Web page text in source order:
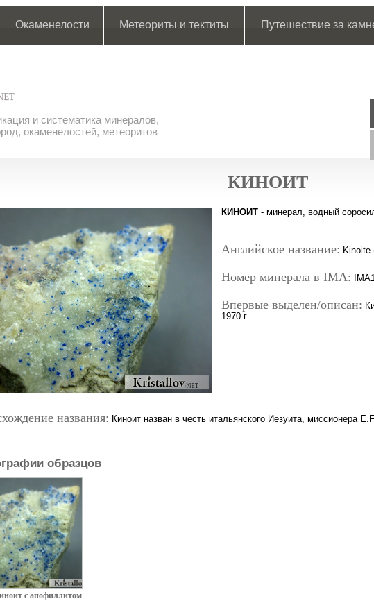
Окаменелости Метеориты и тектиты Путешествие за
и систематика минералов,
окаменелостей, метеоритов
КИНОИТ
КИНОИТ - минерал, водный
Английское название: Kinoite
Номер минерала в IMA:
Впервые выделен/описан:
1970 г.
названия: Киноит назван в честь итальянского Иезуита, миссионера
образцов
с апофиллитом